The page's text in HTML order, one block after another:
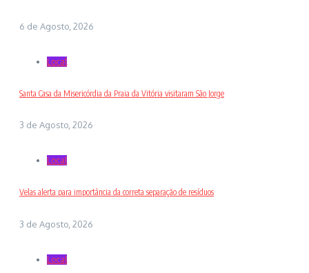
6 de Agosto, 2026
Local
Santa Casa da Misericórdia da Praia da Vitória visitaram São Jorge
3 de Agosto, 2026
Local
Velas alerta para importância da correta separação de resíduos
3 de Agosto, 2026
Local